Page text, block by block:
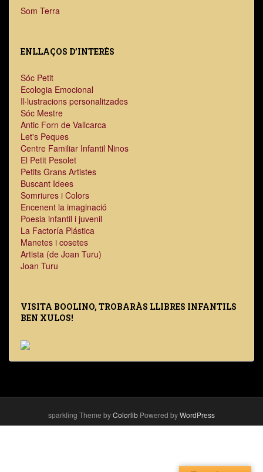
Som Terra
ENLLAÇOS D’INTERÈS
Sóc Petit
Ecologia Emocional
Il·lustracions personalitzades
Sóc Mestre
Antic Forn de Vallcarca
Let's Peques
Centre Familiar Infantil Ninos
El Petit Pesolet
Petits Grans Artistes
Buscant Idees
Somriures i Colors
Encenent la imaginació
Poesia infantil i juvenil
La Factoría Plástica
Manetes i cosetes
Artista (de Joan Turu)
Joan Turu
VISITA BOOLINO, TROBARÀS LLIBRES INFANTILS
BEN XULOS!
sparkling Theme byColorlib Powered byWordPress